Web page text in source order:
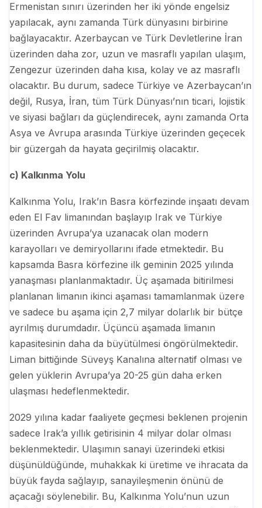
Ermenistan sınırı üzerinden her iki yönde engelsiz
yapılacak, aynı zamanda Türk dünyasını birbirine
bağlayacaktır. Azerbaycan ve Türk Devletlerine İran
üzerinden daha zor, uzun ve masraflı yapılan ulaşım,
Zengezur üzerinden daha kısa, kolay ve az masraflı
olacaktır. Bu durum, sadece Türkiye ve Azerbaycan’ın
değil, Rusya, İran, tüm Türk Dünyası’nın ticari, lojistik
ve siyasi bağları da güçlendirecek, aynı zamanda Orta
Asya ve Avrupa arasında Türkiye üzerinden geçecek
bir güzergah da hayata geçirilmiş olacaktır.
c) Kalkınma Yolu
Kalkınma Yolu, Irak’ın Basra körfezinde inşaatı devam
eden El Fav limanından başlayıp Irak ve Türkiye
üzerinden Avrupa’ya uzanacak olan modern
karayolları ve demiryollarını ifade etmektedir. Bu
kapsamda Basra körfezine ilk geminin 2025 yılında
yanaşması planlanmaktadır. Üç aşamada bitirilmesi
planlanan limanın ikinci aşaması tamamlanmak üzere
ve sadece bu aşama için 2,7 milyar dolarlık bir bütçe
ayrılmış durumdadır. Üçüncü aşamada limanın
kapasitesinin daha da büyütülmesi öngörülmektedir.
Liman bittiğinde Süveyş Kanalına alternatif olması ve
gelen yüklerin Avrupa’ya 20-25 gün daha erken
ulaşması hedeflenmektedir.
2029 yılına kadar faaliyete geçmesi beklenen projenin
sadece Irak’a yıllık getirisinin 4 milyar dolar olması
beklenmektedir. Ulaşımın sanayi üzerindeki etkisi
düşünüldüğünde, muhakkak ki üretime ve ihracata da
büyük fayda sağlayıp, sanayileşmenin önünü de
açacağı söylenebilir. Bu, Kalkınma Yolu’nun uzun